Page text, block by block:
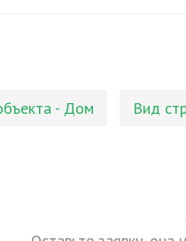
- Дом Вид